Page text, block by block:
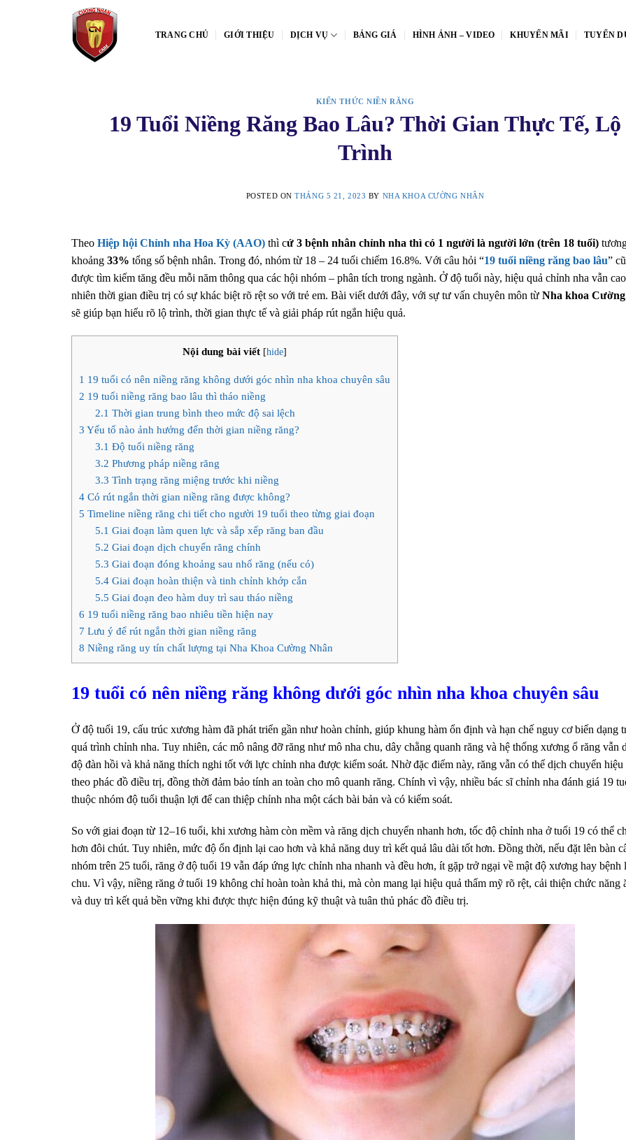
TRANG CHỦ GIỚI THIỆU DỊCH VỤ BẢNG GIÁ HÌNH ẢNH – VIDEO KHUYẾN MÃI TUYỂN
KIẾN THỨC NIỀN RĂNG
19 Tuổi Niềng Răng Bao Lâu? Thời Gian Thực Tế, Lộ
Trình
POSTED ONTHÁNG 5 21, 2023 BY NHA KHOA CƯỜNG NHÂN
Theo Hiệp hội Chỉnh nha Hoa Kỳ (AAO) thì cứ 3 bệnh nhân chỉnh nha thì có 1 người là người lớn (trên 18 tuổi)
khoảng 33% tổng số bệnh nhân. Trong đó, nhóm từ 18 – 24 tuổi chiếm 16.8%. Với câu hỏi “19 tuổi niềng răng bao lâu”
được tìm kiếm tăng đều mỗi năm thông qua các hội nhóm – phân tích trong ngành. Ở độ tuổi này, hiệu quả chỉnh nha vẫn
nhiên thời gian điều trị có sự khác biệt rõ rệt so với trẻ em. Bài viết dưới đây, với sự tư vấn chuyên môn từ Nha khoa
sẽ giúp bạn hiểu rõ lộ trình, thời gian thực tế và giải pháp rút ngắn hiệu quả.
Nội dung bài viết [hide]
1 19 tuổi có nên niềng răng không dưới góc nhìn nha khoa chuyên sâu
2 19 tuổi niềng răng bao lâu thì tháo niềng
2.1 Thời gian trung bình theo mức độ sai lệch
3 Yếu tố nào ảnh hưởng đến thời gian niềng răng?
3.1 Độ tuổi niềng răng
3.2 Phương pháp niềng răng
3.3 Tình trạng răng miệng trước khi niềng
4 Có rút ngắn thời gian niềng răng được không?
5 Timeline niềng răng chi tiết cho người 19 tuổi theo từng giai đoạn
5.1 Giai đoạn làm quen lực và sắp xếp răng ban đầu
5.2 Giai đoạn dịch chuyển răng chính
5.3 Giai đoạn đóng khoảng sau nhổ răng (nếu có)
5.4Giai đoạn hoàn thiện và tinh chỉnh khớp cắn
5.5 Giai đoạn đeo hàm duy trì sau tháo niềng
6 19 tuổi niềng răng bao nhiêu tiền hiện nay
7 Lưu ý để rút ngắn thời gian niềng răng
8 Niềng răng uy tín chất lượng tại Nha Khoa Cường Nhân
19 tuổi có nên niềng răng không dưới góc nhìn nha khoa chuyên sâu
Ở độ tuổi 19, cấu trúc xương hàm đã phát triển gần như hoàn chỉnh, giúp khung hàm ổn định và hạn chế nguy cơ biến dạng
quá trình chỉnh nha. Tuy nhiên, các mô nâng đỡ răng như mô nha chu, dây chằng quanh răng và hệ thống xương ổ răng vẫn
độ đàn hồi và khả năng thích nghi tốt với lực chỉnh nha được kiểm soát. Nhờ đặc điểm này, răng vẫn có thể dịch chuyển hiệu
theo phác đồ điều trị, đồng thời đảm bảo tính an toàn cho mô quanh răng. Chính vì vậy, nhiều bác sĩ chỉnh nha đánh giá 19
thuộc nhóm độ tuổi thuận lợi để can thiệp chỉnh nha một cách bài bản và có kiểm soát.
So với giai đoạn từ 12–16 tuổi, khi xương hàm còn mềm và răng dịch chuyển nhanh hơn, tốc độ chỉnh nha ở tuổi 19 có thể
hơn đôi chút. Tuy nhiên, mức độ ổn định lại cao hơn và khả năng duy trì kết quả lâu dài tốt hơn. Đồng thời, nếu đặt lên bàn
nhóm trên 25 tuổi, răng ở độ tuổi 19 vẫn đáp ứng lực chỉnh nha nhanh và đều hơn, ít gặp trở ngại về mật độ xương hay bệnh
chu. Vì vậy, niềng răng ở tuổi 19 không chỉ hoàn toàn khả thi, mà còn mang lại hiệu quả thẩm mỹ rõ rệt, cải thiện chức năng
và duy trì kết quả bền vững khi được thực hiện đúng kỹ thuật và tuân thủ phác đồ điều trị.